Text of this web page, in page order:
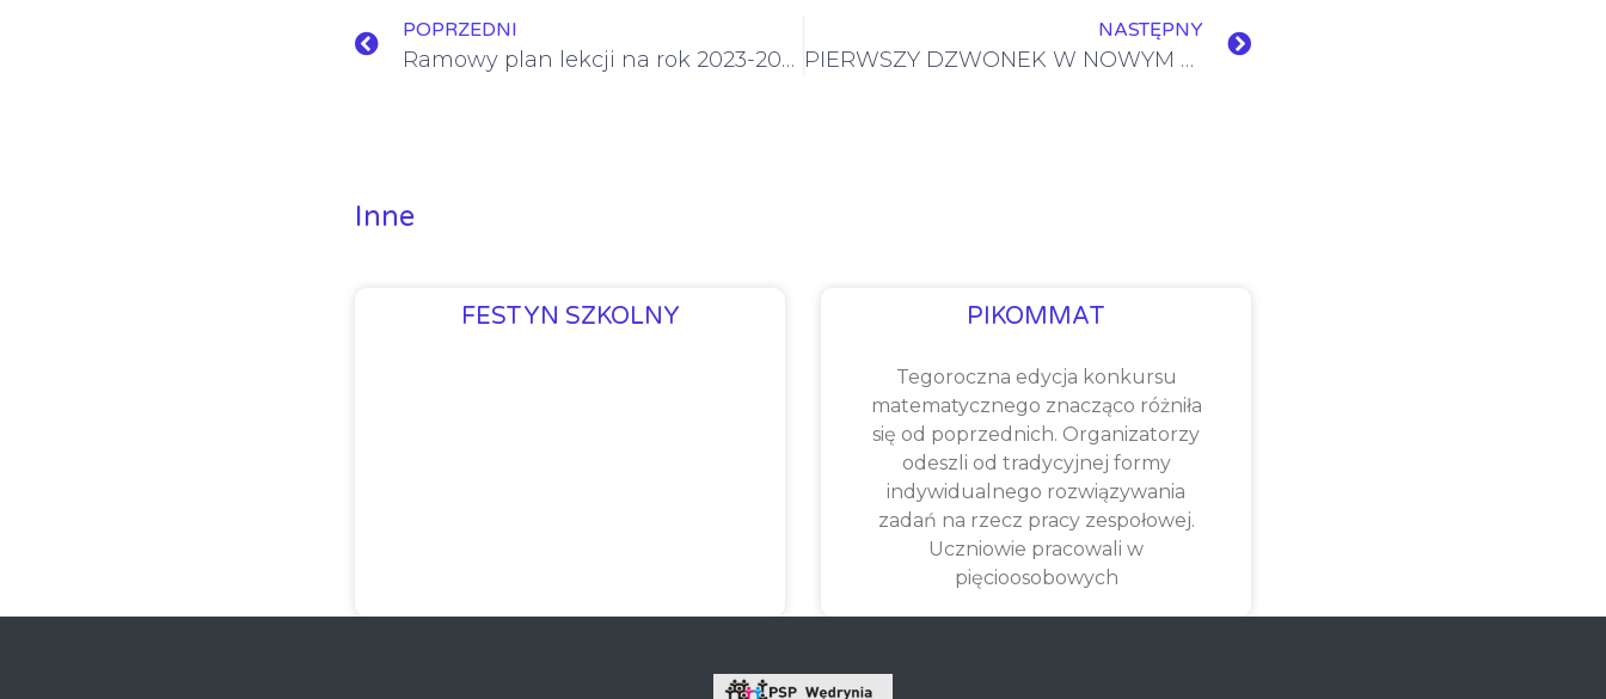
POPRZEDNI
Ramowy plan lekcji na rok 2023-2024
NASTĘPNY
PIERWSZY DZWONEK W NOWYM ROKU SZKOLNYM
Inne
FESTYN SZKOLNY PIKOMMAT
Tegoroczna edycja konkursu
matematycznego znacząco różniła
się od poprzednich. Organizatorzy
odeszli od tradycyjnej formy
indywidualnego rozwiązywania
zadań na rzecz pracy zespołowej.
Uczniowie pracowali w
pięcioosobowych